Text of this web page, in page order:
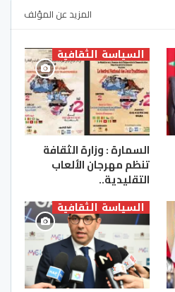
المزيد عن المؤلف
السياسة الثقافية
السمارة : وزارة الثقافة
تنظم مهرجان الألعاب
التقليدية..
السياسة الثقافية